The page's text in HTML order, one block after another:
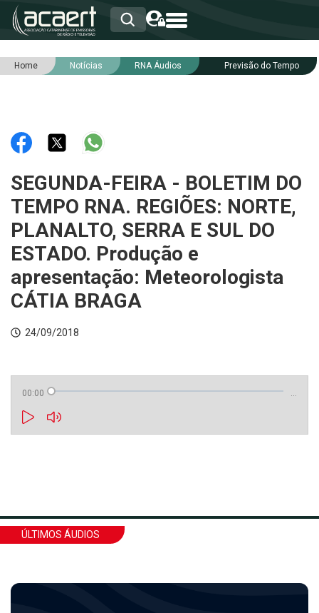
HOME
RNA
NOTÍCIAS
INTEGRIDADE
Home Notícias RNA Áudios Previsão do Tempo
SEGUNDA-FEIRA - BOLETIM DO
TEMPO RNA. REGIÕES: NORTE,
PLANALTO, SERRA E SUL DO
ESTADO. Produção e
apresentação: Meteorologista
CÁTIA BRAGA
24/09/2018
00:00 …
ÚLTIMOS ÁUDIOS